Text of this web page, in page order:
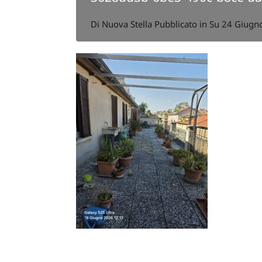
Di Nuova Stella Pubblicato in Su 24